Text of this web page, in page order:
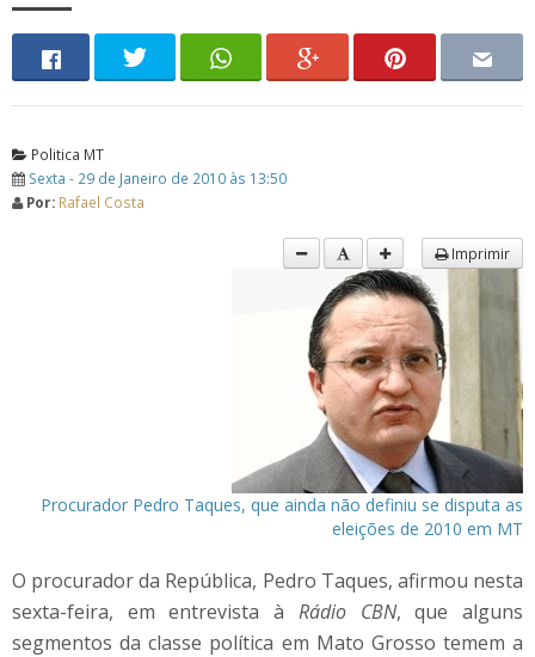
Politica MT
Sexta - 29 de Janeiro de 2010 às 13:50
Por: Rafael Costa
Imprimir
Procurador Pedro Taques, que ainda não definiu se disputa as
eleições de 2010 em MT
O procurador da República, Pedro Taques, afirmou nesta
sexta-feira, em entrevista à Rádio CBN, que alguns
segmentos da classe política em Mato Grosso temem a